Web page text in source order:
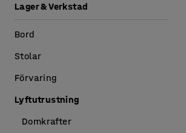
Lager & Verkstad
Bord
Stolar
Förvaring
Lyftutrustning
Domkrafter